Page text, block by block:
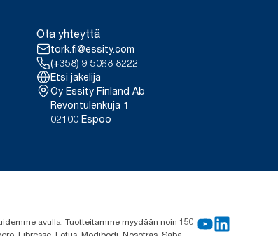
Ota yhteyttä
tork.fi@essity.com
(+358) 9 5068 8222
Etsi jakelija
Oy Essity Finland Ab
Revontulenkuja 1
02100 Espoo
avulla. Tuotteitamme myydään noin 150